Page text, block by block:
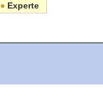
● Experte